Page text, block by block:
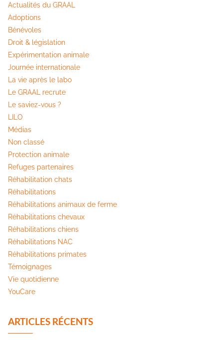
Actualités du GRAAL
Adoptions
Bénévoles
Droit & législation
Expérimentation animale
Journée internationale
La vie après le labo
Le GRAAL recrute
Le saviez-vous ?
LILO
Médias
Non classé
Protection animale
Refuges partenaires
Réhabilitation chats
Réhabilitations
Réhabilitations animaux de ferme
Réhabilitations chevaux
Réhabilitations chiens
Réhabilitations NAC
Réhabilitations primates
Témoignages
Vie quotidienne
YouCare
ARTICLES RÉCENTS